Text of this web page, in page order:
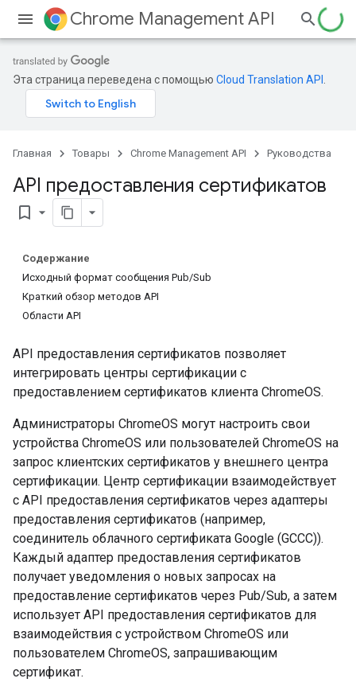
Chrome Management API
Эта страница переведена с помощью Cloud Translation API
Главная Товары Chrome Management API Руководства
API предоставления сертификатов
bookmark_border
Содержание
Исходный формат сообщения Pub/Sub
Краткий обзор методов API
Области API
API предоставления сертификатов позволяет
интегрировать центры сертификации с
предоставлением сертификатов клиента ChromeOS.
Администраторы ChromeOS могут настроить свои
устройства ChromeOS или пользователей ChromeOS на
запрос клиентских сертификатов у внешнего центра
сертификации. Центр сертификации взаимодействует
с API предоставления сертификатов через адаптеры
предоставления сертификатов (например,
соединитель облачного сертификата Google (GCCC)).
Каждый адаптер предоставления сертификатов
получает уведомления о новых запросах на
предоставление сертификатов через Pub/Sub, а затем
использует API предоставления сертификатов для
взаимодействия с устройством ChromeOS или
пользователем ChromeOS, запрашивающим
сертификат.